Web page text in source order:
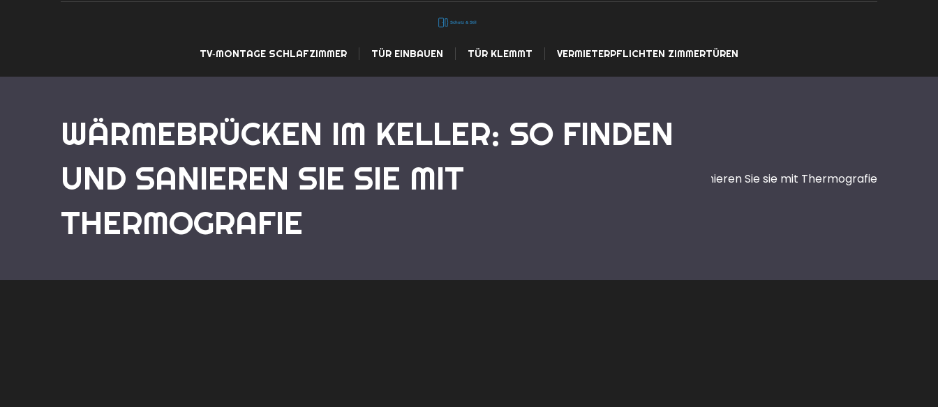
TV‑MONTAGE SCHLAFZIMMER TÜR EINBAUEN TÜR KLEMMT VERMIETERPFLICHTEN ZIMMERTÜREN
WÄRMEBRÜCKEN IM KELLER: SO FINDEN
UND SANIEREN SIE SIE MIT
THERMOGRAFIE
Startseite Wärmebrücken im Keller: So finden und sanieren Sie sie mit Thermografie